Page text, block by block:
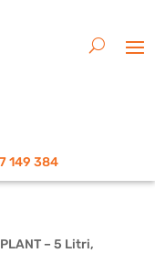
149 384
– 5 Litri,